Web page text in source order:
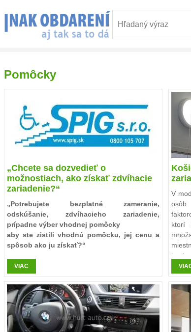
Pomôcky
„Chcete sa dozvedieť o
možnostiach, ako získať zdvíhacie
zariadenie?“
„Potrebujete bezplatné zameranie,
odskúšanie, zdvíhacieho zariadenie,
prípadne výber vhodnej pomôcky
aby ste zistili vhodnú pomôcku, jej cenu a
spôsob ako ju získať?“
Naše komplexné služby a poradenstvo sú tu pre
Vás!
VIAC
V
osôb
ktorí